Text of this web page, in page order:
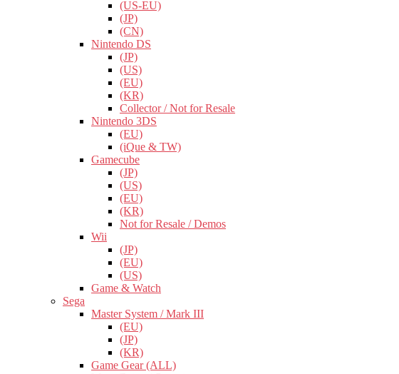
(US-EU)
(JP)
(CN)
Nintendo DS
(JP)
(US)
(EU)
(KR)
Collector / Not for Resale
Nintendo 3DS
(EU)
(iQue & TW)
Gamecube
(JP)
(US)
(EU)
(KR)
Not for Resale / Demos
Wii
(JP)
(EU)
(US)
Game & Watch
Sega
Master System / Mark III
(EU)
(JP)
(KR)
Game Gear (ALL)